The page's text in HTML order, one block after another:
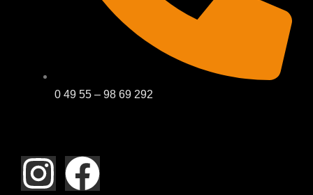
0 49 55 – 98 69 292